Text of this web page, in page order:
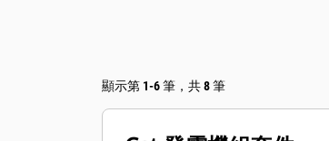
顯示第 1-6 筆，共 8 筆